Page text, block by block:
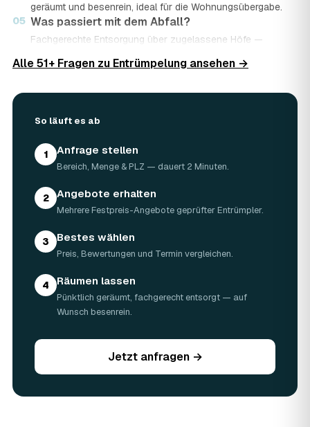
geräumt und besenrein, ideal für die Wohnungsübergabe.
05 Was passiert mit dem Abfall?
Fachgerechte Entsorgung über zugelassene Höfe —
Nachweis.
Angebote und entscheiden in Ruhe.
Alle 51+ Fragen zu Entrümpelung ansehen →
So läuft es ab
1 Anfrage stellen
Bereich, Menge & PLZ — dauert 2 Minuten.
2 Angebote erhalten
Mehrere Festpreis-Angebote geprüfter Entrümpler.
3 Bestes wählen
Preis, Bewertungen und Termin vergleichen.
4 Räumen lassen
Pünktlich geräumt, fachgerecht entsorgt — auf
Wunsch besenrein.
Jetzt anfragen →